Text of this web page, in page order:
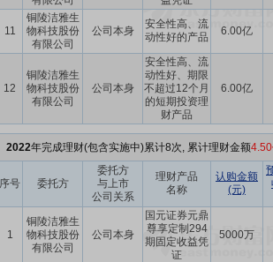
11
铜陵洁雅生
物科技股份
有限公司
公司本身
安全性高、流
动性好的产品
6.00亿
12
铜陵洁雅生
物科技股份
有限公司
公司本身
安全性高、流
动性好、期限
不超过12个月
的短期投资理
财产品
6.00亿
2022年完成理财(包含实施中)累计8次, 累计理财金额
序号 委托方
委托方
与上市
公司关系
理财产品
名称
认购金额
(元)
1
铜陵洁雅生
物科技股份
有限公司
公司本身
国元证券元鼎
尊享定制294
期固定收益凭
证
5000万